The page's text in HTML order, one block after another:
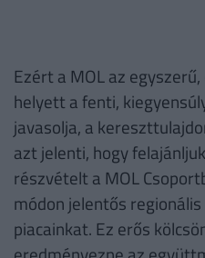
Ezért a MOL az
helyett a fenti,
javasolja, a
azt jelenti, hogy
részvételt a MOL
módon jelentős
piacainkat. Ez erős